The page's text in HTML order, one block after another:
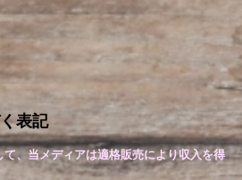
表記
、当メディアは適格販売により収入を得